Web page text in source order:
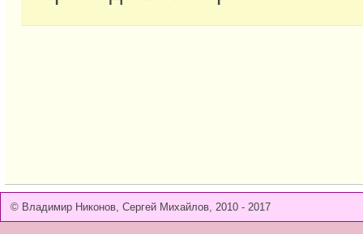
© Владимир Никонов, Сергей Михайлов, 2010 - 2017